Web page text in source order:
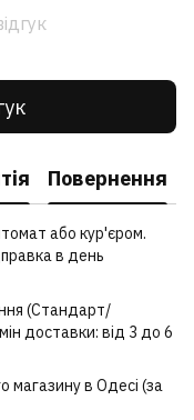
Повернення
або кур'єром.
в день
(Стандарт/
доставки: від 3 до 6
магазину в Одесі (за